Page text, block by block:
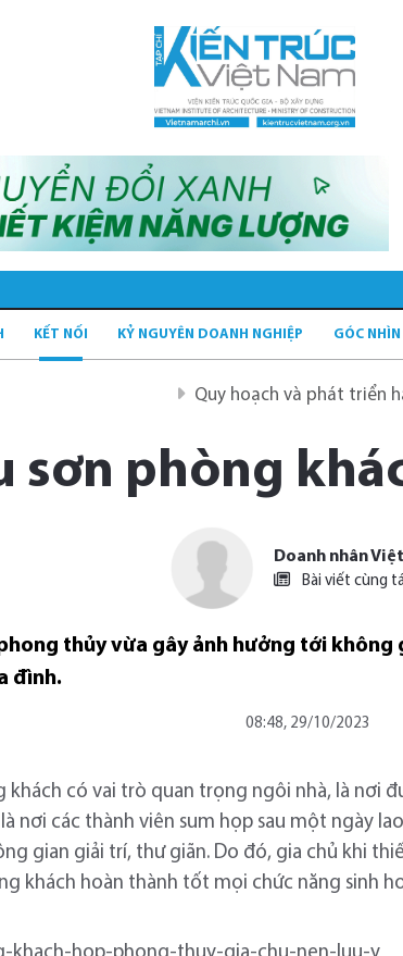
KẾT NỐI KỶ NGUYÊN DOANH NGHIỆP GÓC NHÌN
Quy hoạch và phát triển hạ tầng
sơn phòng
Doanh nhân
Bài viết cùng
thủy vừa gây ảnh hưởng tới không
đình.
08:48, 29/10/2023
khách có vai trò quan trọng ngôi nhà, là nơi
nơi các thành viên sum họp sau một ngày
gian giải trí, thư giãn. Do đó, gia chủ khi
khách hoàn thành tốt mọi chức năng sinh